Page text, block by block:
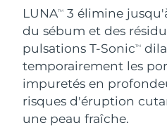
LUNATM
3 élimine
du sébum et des
pulsations T-SonicTM
temporairement les
impuretés en
risques d'éruption
une peau fraîche.
Pays-Bas
Nouvelle-Zélande
Norvège
Oman